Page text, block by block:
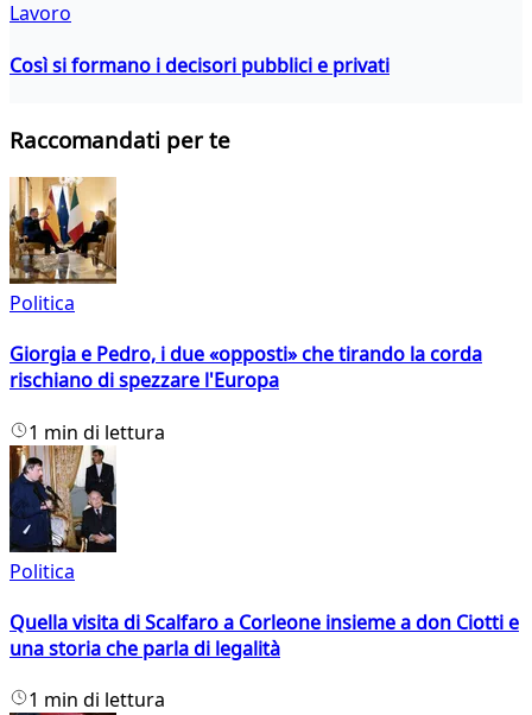
Lavoro
Così si formano i decisori pubblici e privati
Raccomandati per te
Politica
Giorgia e Pedro, i due «opposti» che tirando la corda
rischiano di spezzare l'Europa
1 min di lettura
Politica
Quella visita di Scalfaro a Corleone insieme a don Ciotti e
una storia che parla di legalità
1 min di lettura